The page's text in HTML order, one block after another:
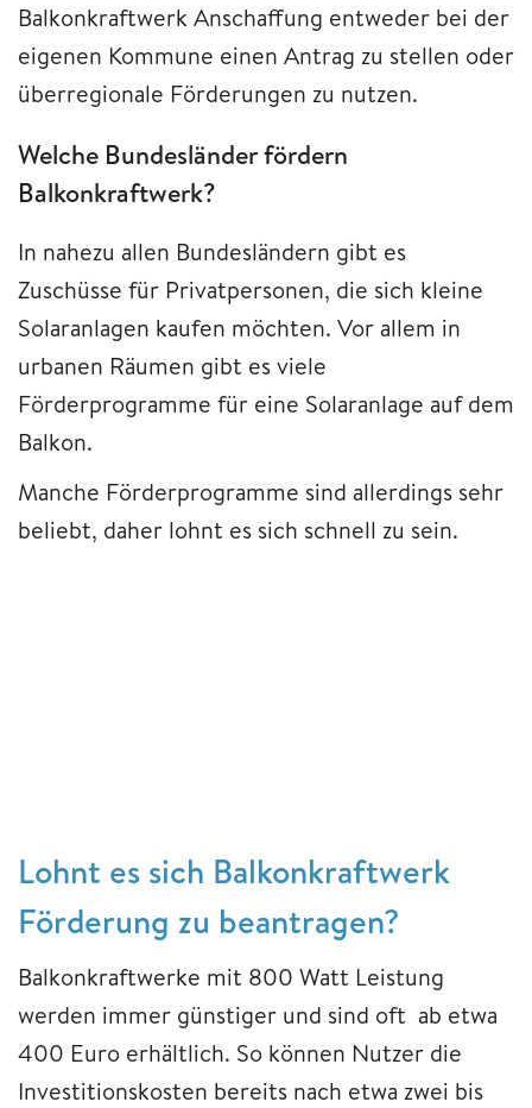
Balkonkraftwerk Anschaffung entweder bei der
eigenen Kommune einen Antrag zu stellen oder
überregionale Förderungen zu nutzen.
Welche Bundesländer fördern
Balkonkraftwerk?
In nahezu allen Bundesländern gibt es
Zuschüsse für Privatpersonen, die sich kleine
Solaranlagen kaufen möchten. Vor allem in
urbanen Räumen gibt es viele
Förderprogramme für eine Solaranlage auf dem
Balkon.
Manche Förderprogramme sind allerdings sehr
beliebt, daher lohnt es sich schnell zu sein.
Lohnt es sich Balkonkraftwerk
Förderung zu beantragen?
Balkonkraftwerke mit 800 Watt Leistung
werden immer günstiger und sind oft ab etwa
400 Euro erhältlich. So können Nutzer die
Investitionskosten bereits nach etwa zwei bis